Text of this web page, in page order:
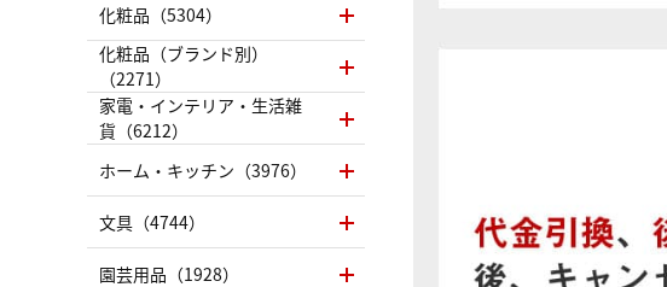
化粧品（5304）
化粧品（ブランド別）
（2271）
家電・インテリア・生活雑
貨（6212）
ホーム・キッチン（3976）
文具（4744）
園芸用品（1928）